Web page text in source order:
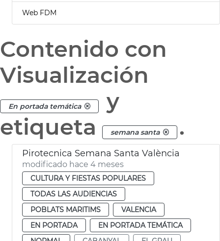
Web FDM
Contenido con
Visualización
En portada temática
y
etiqueta
semana santa .
Pirotecnica Semana Santa València
modificado hace 4 meses
CULTURA Y FIESTAS POPULARES
TODAS LAS AUDIENCIAS
POBLATS MARITIMS
VALENCIA
EN PORTADA
EN PORTADA TEMÁTICA